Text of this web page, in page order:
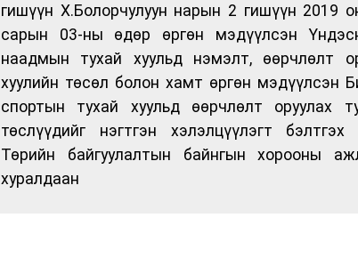
гишүүн Х.Болорчулуун нарын 2 гишүүн 2019
сарын 03-ны өдөр өргөн мэдүүлсэн
наадмын тухай хуульд нэмэлт, өөрчлөлт
хуулийн төсөл болон хамт өргөн мэдүүлсэн
спортын тухай хуульд өөрчлөлт оруулах
төслүүдийг нэгтгэн хэлэлцүүлэгт бэлтгэх
Төрийн байгуулалтын байнгын хорооны
хуралдаан